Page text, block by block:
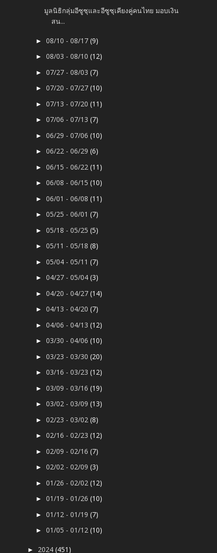
มูลนิธิกลุ่มอีซูซุและอีซูซุเคียงคู่คนไทย มอบเงิน
สน...
►08/10 - 08/17(9)
►08/03 - 08/10(12)
►07/27 - 08/03(7)
►07/20 - 07/27(10)
►07/13 - 07/20(11)
►07/06 - 07/13(7)
►06/29 - 07/06(10)
►06/22 - 06/29(6)
►06/15 - 06/22(11)
►06/08 - 06/15(10)
►06/01 - 06/08(11)
►05/25 - 06/01(7)
►05/18 - 05/25(5)
►05/11 - 05/18(8)
►05/04 - 05/11(7)
►04/27 - 05/04(3)
►04/20 - 04/27(14)
►04/13 - 04/20(7)
►04/06 - 04/13(12)
►03/30 - 04/06(10)
►03/23 - 03/30(20)
►03/16 - 03/23(12)
►03/09 - 03/16(19)
►03/02 - 03/09(13)
►02/23 - 03/02(8)
►02/16 - 02/23(12)
►02/09 - 02/16(7)
►02/02 - 02/09(3)
►01/26 - 02/02(12)
►01/19 - 01/26(10)
►01/12 - 01/19(7)
►01/05 - 01/12(10)
► 2024(451)